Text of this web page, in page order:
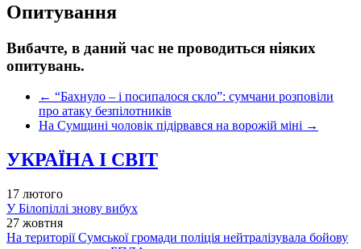
Опитування
Вибачте, в даний час не проводиться ніяких
опитувань.
← “Бахнуло – і посипалося скло”: сумчани розповіли
про атаку безпілотників
На Сумщині чоловік підірвався на ворожій міні →
УКРАЇНА І СВІТ
17 лютого
У Білопіллі знову вибух
27 жовтня
На території Сумської громади поліція нейтралізувала бойову